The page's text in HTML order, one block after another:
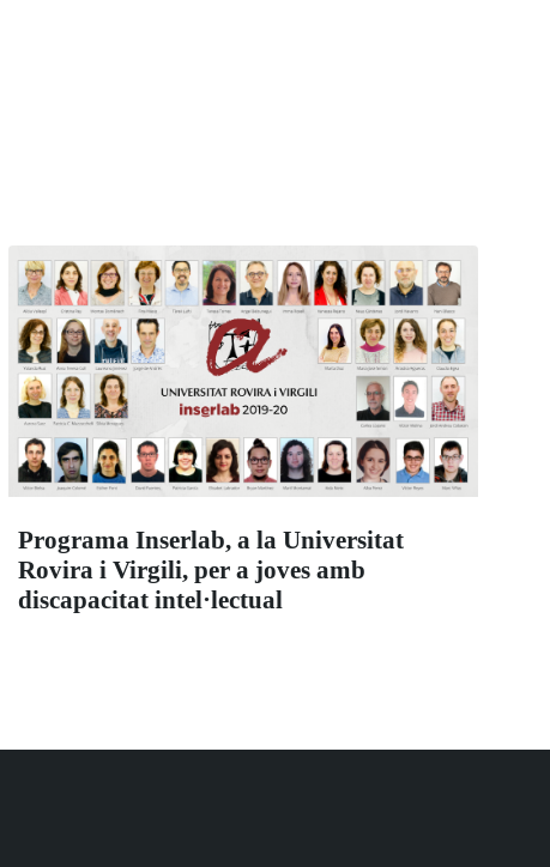
Programa Inserlab, a la Universitat
Rovira i Virgili, per a joves amb
discapacitat intel·lectual